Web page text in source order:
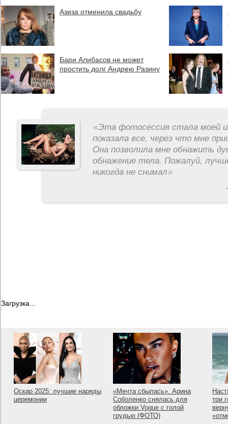
Азиза отменила свадьбу
Бари Алибасов не может
простить долг Андрею Разину
«Эта фотосессия стала моей
показала все, через что мне
Она позволила мне обнажить
обнажение тела. Пожалуй,
никогда не снимал»
Загрузка...
Оскар 2025: лучшие наряды
церемонии
«Мечта сбылась». Арина
Соболенко снялась для
обложки Vogue с голой
грудью (ФОТО)
три